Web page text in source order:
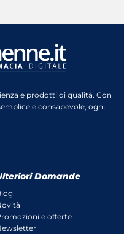
e prodotti di qualità. Con
e consapevole, ogni
Domande
e offerte